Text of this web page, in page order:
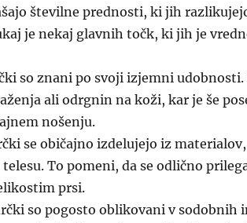
številne prednosti, ki jih
je nekaj glavnih točk, ki jih je
so znani po svoji izjemni
ali odrgnin na koži, kar je še
nošenju.
se običajno izdelujejo iz
To pomeni, da se odlično
prsi.
so pogosto oblikovani v sodobnih